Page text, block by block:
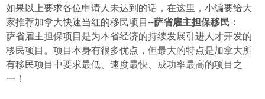
如果以上要求各位申请人未达到的话，在这里，小编要给大
家推荐加拿大快速当红的移民项目--萨省雇主担保移民：
萨省雇主担保项目是为本省经济的持续发展引进人才开发的
移民项目。项目本身有很多优点，但最大的特点是加拿大所
有移民项目中要求最低、速度最快、成功率最高的项目之
一！